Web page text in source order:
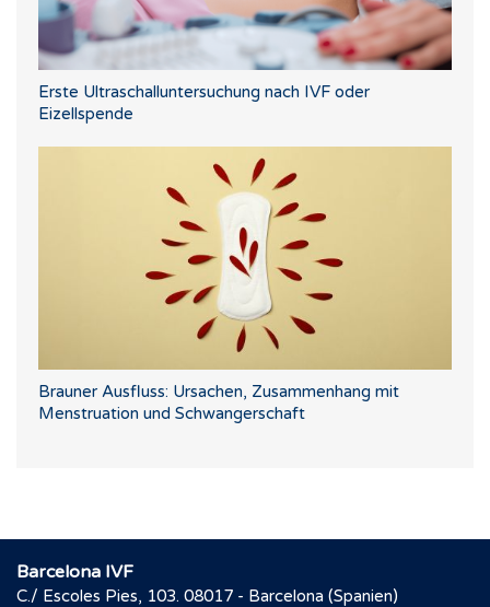
Erste Ultraschalluntersuchung nach IVF oder
Eizellspende
Brauner Ausfluss: Ursachen, Zusammenhang mit
Menstruation und Schwangerschaft
Barcelona IVF
C./ Escoles Pies, 103. 08017 - Barcelona (Spanien)